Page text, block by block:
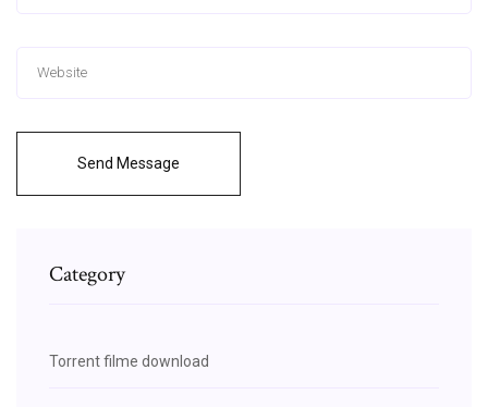
Send Message
Category
Torrent filme download